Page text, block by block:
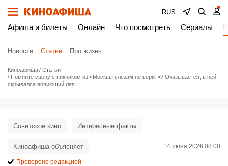
RUS
Афиша и билеты Онлайн Что посмотреть Сериалы
Новости Статьи Про жизнь
Киноафиша
Статьи
Помните сцену с пикником из «Москвы слезам не верит»? Оказывается, в ней
скрывался вопиющий ляп
Советское кино Интересные факты
Киноафиша объясняет 14 июня 2026 08:00
Проверено редакцией